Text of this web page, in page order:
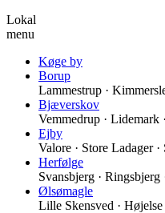
Lokal
menu
Køge by
Borup
Lammestrup ·
Bjæverskov
Vemmedrup · Lidemark
Ejby
Valore · Store Ladager
Herfølge
Svansbjerg · Ringsbjerg
Ølsømagle
Lille Skensved ·